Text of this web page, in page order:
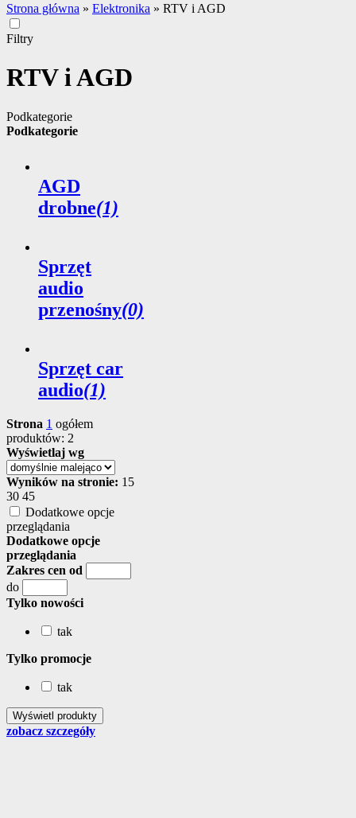
Strona główna » Elektronika » RTV i AGD
Filtry
RTV i AGD
Podkategorie
Podkategorie
AGD
drobne(1)
Sprzęt
audio
przenośny(0)
Sprzęt car
audio(1)
Strona 1 ogółem
produktów: 2
Wyświetlaj wg
Wyników na stronie: 15
30 45
Dodatkowe opcje
przeglądania
Dodatkowe opcje
przeglądania
Zakres cen od
do
Tylko nowości
tak
Tylko promocje
tak
zobacz szczegóły